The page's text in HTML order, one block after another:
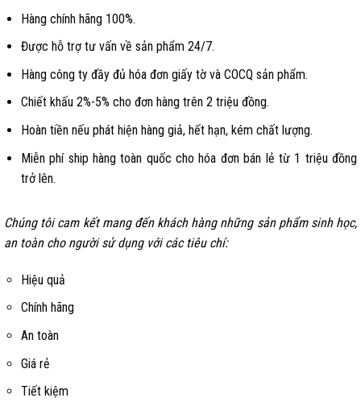
Hàng chính hãng 100%.
Được hỗ trợ tư vấn về sản phẩm 24/7.
Hàng công ty đầy đủ hóa đơn giấy tờ và COCQ sản phẩm.
Chiết khấu 2%-5% cho đơn hàng trên 2 triệu đồng.
Hoàn tiền nếu phát hiện hàng giả, hết hạn, kém chất lượng.
Miễn phí ship hàng toàn quốc cho hóa đơn bán lẻ từ 1 triệu đồng
trở lên.
Chúng tôi cam kết mang đến khách hàng những sản phẩm sinh học,
an toàn cho người sử dụng với các tiêu chí:
Hiệu quả
Chính hãng
An toàn
Giá rẻ
Tiết kiệm